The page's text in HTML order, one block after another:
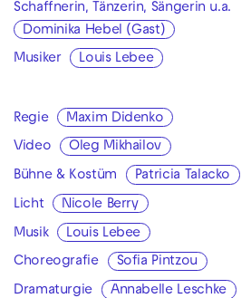
Schaffnerin, Tänzerin, Sängerin u.a.
Dominika Hebel (Gast)
Musiker Louis Lebee
Regie Maxim Didenko
Video Oleg Mikhailov
Bühne & Kostüm Patricia Talacko
Licht Nicole Berry
Musik Louis Lebee
Choreografie Sofia Pintzou
Dramaturgie Annabelle Leschke